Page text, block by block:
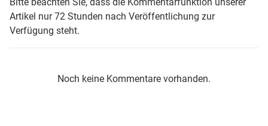
Artikel nur 72 Stunden nach Veröffentlichung zur
Verfügung steht.
Noch keine Kommentare vorhanden.